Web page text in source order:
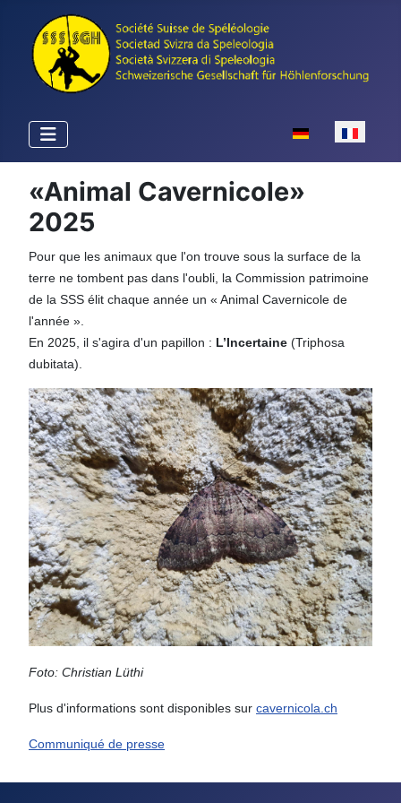
Sélectionnez
«Animal Cavernicole»
2025
Pour que les animaux que l'on trouve sous la surface de la
terre ne tombent pas dans l'oubli, la Commission patrimoine
de la SSS élit chaque année un « Animal Cavernicole de
l'année ».
En 2025, il s'agira d'un papillon : L’Incertaine (Triphosa
dubitata).
Foto: Christian Lüthi
Plus d'informations sont disponibles sur cavernicola.ch
Communiqué de presse